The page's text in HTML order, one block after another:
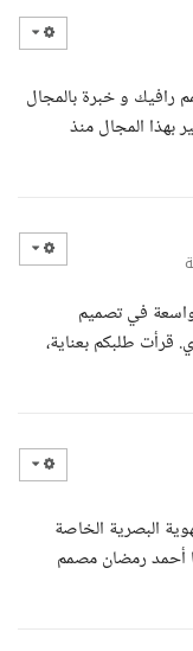
و خبرة بالمجال
المجال منذ
واسعة في تصميم
قرأت طلبكم بعناية،
البصرية الخاصة
أحمد رمضان مصمم